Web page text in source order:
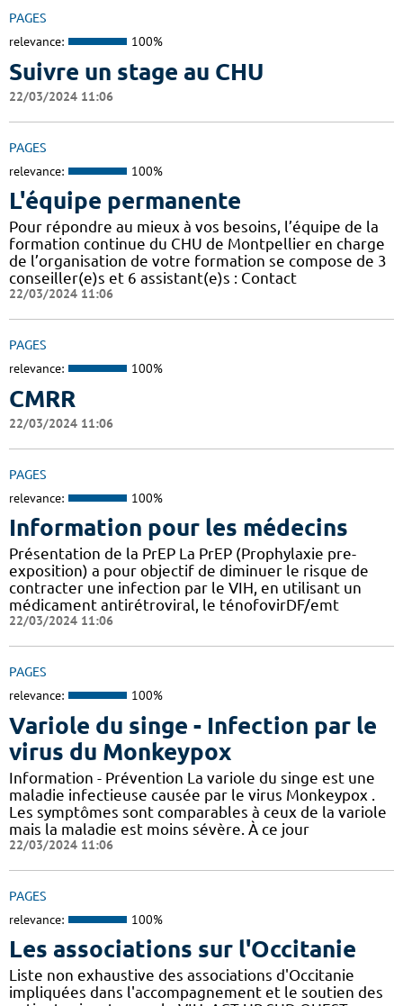
PAGES
relevance: 100%
Suivre un stage au CHU
22/03/2024 11:06
PAGES
relevance: 100%
L'équipe permanente
Pour répondre au mieux à vos besoins, l’équipe de la
formation continue du CHU de Montpellier en charge
de l’organisation de votre formation se compose de 3
conseiller(e)s et 6 assistant(e)s : Contact
22/03/2024 11:06
PAGES
relevance: 100%
CMRR
22/03/2024 11:06
PAGES
relevance: 100%
Information pour les médecins
Présentation de la PrEP La PrEP (Prophylaxie pre-
exposition) a pour objectif de diminuer le risque de
contracter une infection par le VIH, en utilisant un
médicament antirétroviral, le ténofovirDF/emt
22/03/2024 11:06
PAGES
relevance: 100%
Variole du singe - Infection par le
virus du Monkeypox
Information - Prévention La variole du singe est une
maladie infectieuse causée par le virus Monkeypox .
Les symptômes sont comparables à ceux de la variole
mais la maladie est moins sévère. À ce jour
22/03/2024 11:06
PAGES
relevance: 100%
Les associations sur l'Occitanie
Liste non exhaustive des associations d'Occitanie
impliquées dans l'accompagnement et le soutien des